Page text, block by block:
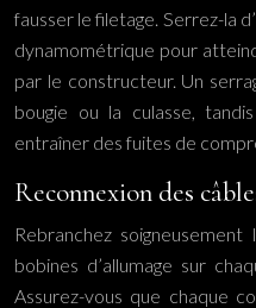
fausser le filetage. Serrez-la
dynamométrique pour
par le constructeur. Un
bougie ou la culasse,
entraîner des fuites de
Reconnexion des
Rebranchez
bobines d’allumage sur
Assurez-vous que chaque